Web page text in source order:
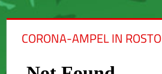
CORONA-AMPEL IN